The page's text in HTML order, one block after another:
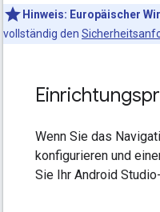
Hinweis: Europäischer
vollständig den
Wenn Sie das
konfigurieren und
Sie Ihr Android